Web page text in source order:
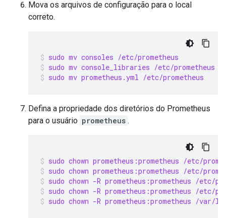
Mova os arquivos de configuração para o local
correto.
sudo mv consoles /etc/prometheus
sudo mv console_libraries /etc/prometheus
sudo mv prometheus.yml /etc/prometheus
Defina a propriedade dos diretórios do Prometheus
para o usuário prometheus .
sudo chown prometheus:prometheus /etc/
sudo chown prometheus:prometheus /etc/
sudo chown -R prometheus:prometheus /etc/
sudo chown -R prometheus:prometheus /etc/
sudo chown -R prometheus:prometheus /var/